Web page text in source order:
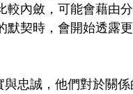
較內斂，可能會藉由
默契時，會開始透露
與忠誠，他們對於關